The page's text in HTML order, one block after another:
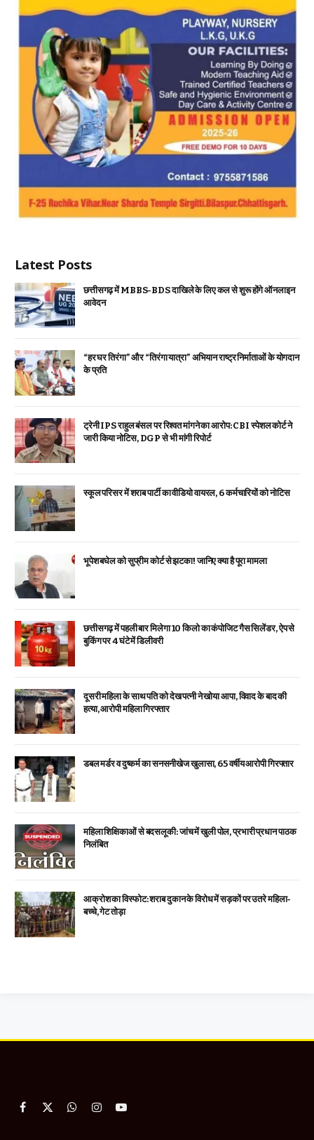
Latest Posts
छत्तीसगढ़ में MBBS-BDS दाखिले के लिए कल से शुरू होंगे ऑनलाइन
आवेदन
“हर घर तिरंगा” और “तिरंगा यात्रा” अभियान राष्ट्र निर्माताओं के योगदान
के प्रति
ट्रेनी IPS राहुल बंसल पर रिश्वत मांगने का आरोप: CBI स्पेशल कोर्ट ने
जारी किया नोटिस, DGP से भी मांगी रिपोर्ट
स्कूल परिसर में शराब पार्टी का वीडियो वायरल, 6 कर्मचारियों को नोटिस
भूपेश बघेल को सुप्रीम कोर्ट से झटका! जानिए क्या है पूरा मामला
छत्तीसगढ़ में पहली बार मिलेगा 10 किलो का कंपोजिट गैस सिलेंडर, ऐप से
बुकिंग पर 4 घंटे में डिलीवरी
दूसरी महिला के साथ पति को देख पत्नी ने खोया आपा, विवाद के बाद की
हत्या, आरोपी महिला गिरफ्तार
डबल मर्डर व दुष्कर्म का सनसनीखेज खुलासा, 65 वर्षीय आरोपी गिरफ्तार
महिला शिक्षिकाओं से बदसलूकी: जांच में खुली पोल, प्रभारी प्रधान पाठक
निलंबित
आक्रोश का विस्फोट: शराब दुकान के विरोध में सड़कों पर उतरे महिला-
बच्चे, गेट तोड़ा
Facebook
X
WhatsApp
InstagramYouTube